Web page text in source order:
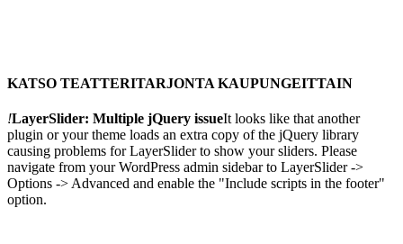
KATSO TEATTERITARJONTA KAUPUNGEITTAIN
!LayerSlider: Multiple jQuery issueIt looks like that another
plugin or your theme loads an extra copy of the jQuery library
causing problems for LayerSlider to show your sliders. Please
navigate from your WordPress admin sidebar to LayerSlider ->
Options -> Advanced and enable the "Include scripts in the footer"
option.